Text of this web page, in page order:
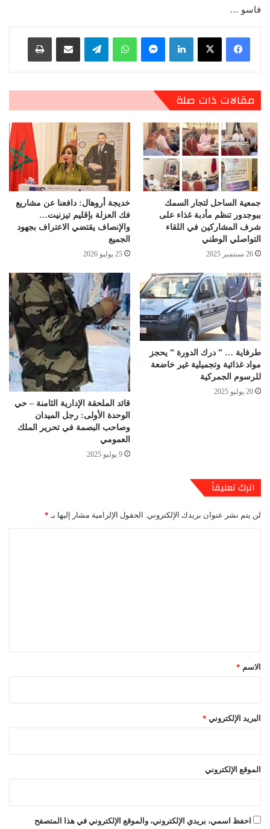
فاسو …
لينكدإن ماسنجر واتساب تيلقرام مشاركة عبر البريد طباعة
مقالات ذات صلة
جمعية الساحل لتجار السمك
ببوجدور تنظم مأدبة غذاء على
شرف المشاركين في اللقاء
التواصلي الوطني
26 سبتمبر 2025
خديجة أروهال: دافعنا عن مشاريع
فك العزلة بإقليم تيزنيت…
والإنصاف يقتضي الاعتراف بجهود
الجميع
25 يوليو 2026
طرفاية … ” درك الدورة ” يحجز
مواد غذائية وتجميلية غير خاضعة
للرسوم الجمركية
20 يوليو 2025
قائد الملحقة الإدارية الثامنة – حي
الوحدة الأولى: رجل الميدان
وصاحب البصمة في تحرير الملك
العمومي
9 يوليو 2025
اترك تعليقاً
لن يتم نشر عنوان بريدك الإلكتروني. الحقول الإلزامية مشار إليها بـ *
*الاسم *
البريد الإلكتروني *
الموقع الإلكتروني
احفظ اسمي، بريدي الإلكتروني، والموقع الإلكتروني في هذا المتصفح